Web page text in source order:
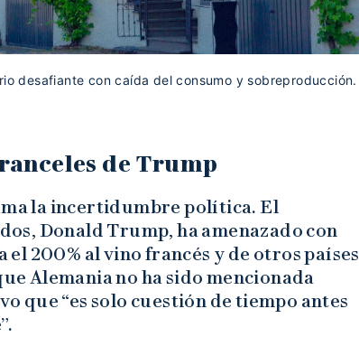
desafiante con caída del consumo y sobreproducción.
de Trump
la incertidumbre política. El
Donald Trump, ha amenazado con
el 200% al vino francés y de otros países
Alemania no ha sido mencionada
que “es solo cuestión de tiempo antes